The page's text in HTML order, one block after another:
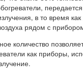
в то время
рядом с
количество
как приборы,